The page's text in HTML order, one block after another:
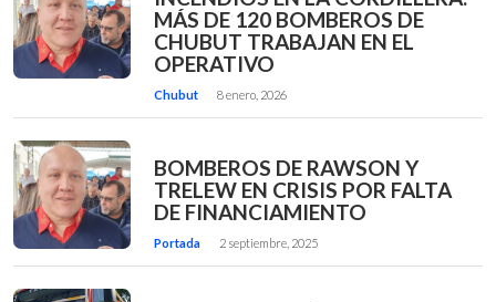
MÁS DE 120 BOMBEROS DE
CHUBUT TRABAJAN EN EL
OPERATIVO
Chubut 8 enero, 2026
BOMBEROS DE RAWSON Y
TRELEW EN CRISIS POR FALTA
DE FINANCIAMIENTO
Portada 2 septiembre, 2025